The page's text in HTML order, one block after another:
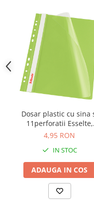
Pantaloni
Pantaloni cu pieptar
Hanorace
Jachete
Impermeabile
Veste
Reflectorizante
Incaltaminte de lucru si
Incaltaminte de oras si
Echipamente medicale
Manusi de protectie
Accesorii pentru
Casti de protectie
Dosar plastic cu sina
11perforatii Esselte,
10buc/set, verde
4,95 RON
IN STOC
ADAUGA IN COS